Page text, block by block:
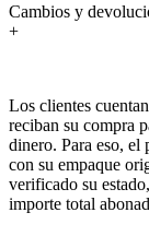
Cambios y
+
Los clientes
reciban su compra
dinero. Para eso, el
con su empaque
verificado su
importe total